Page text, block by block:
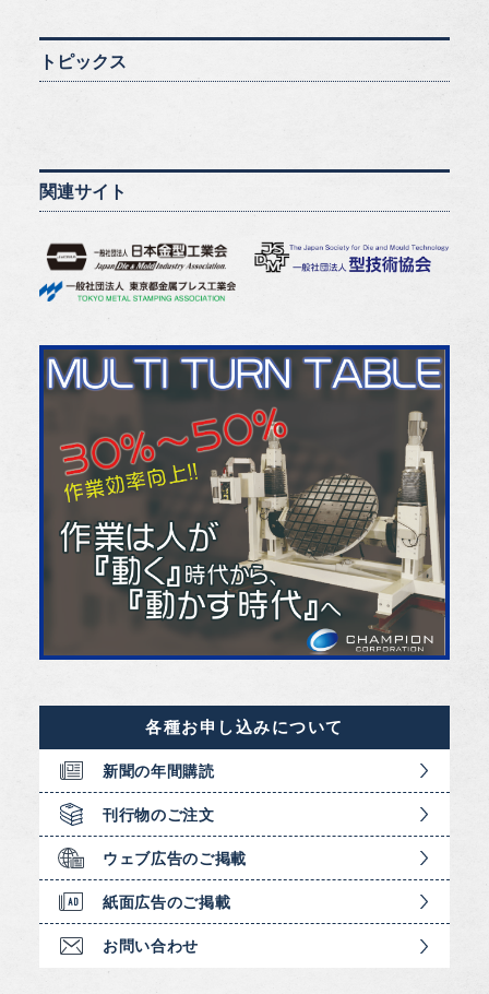
トピックス
関連サイト
各種お申し込みについて
新聞の年間購読
刊行物のご注文
ウェブ広告のご掲載
紙面広告のご掲載
お問い合わせ